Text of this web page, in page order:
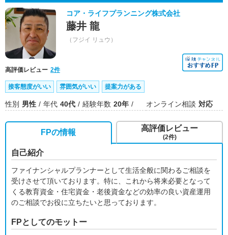
コア・ライフプランニング株式会社
藤井 龍
（フジイ リュウ）
高評価レビュー 2件
接客態度がいい 雰囲気がいい 提案力がある
性別 男性 年代 40代 経験年数 20年 オンライン相談 対応
FPの情報
自己紹介
ファイナンシャルプランナーとして生活全般に関わるご相談を
受けさせて頂いております。特に、これから将来必要となって
くる教育資金・住宅資金・老後資金などの効率の良い資産運用
のご相談でお役に立ちたいと思っております。
FPとしてのモットー
高評価レビュー
(2件)